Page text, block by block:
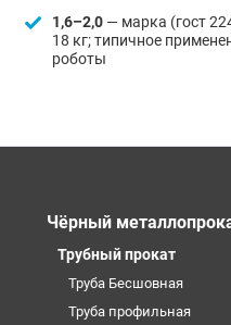
1,6–2,0— марка (гост
18 кг; типичное
роботы
Чёрный
Трубный прокат
Труба Бесшовная
Труба профильная